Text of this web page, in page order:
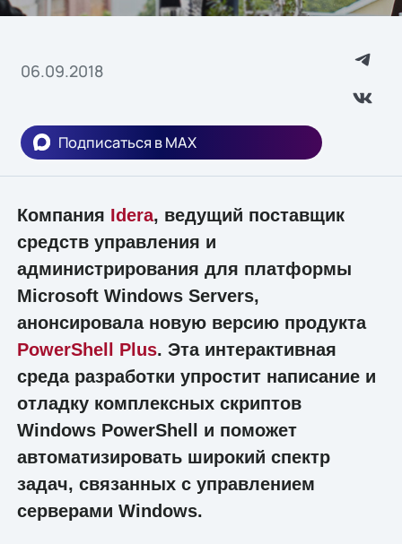
06.09.2018
Подписаться в MAX
Компания Idera, ведущий поставщик
средств управления и
администрирования для платформы
Microsoft Windows Servers,
анонсировала новую версию продукта
PowerShell Plus. Эта интерактивная
среда разработки упростит написание и
отладку комплексных скриптов
Windows PowerShell и поможет
автоматизировать широкий спектр
задач, связанных с управлением
серверами Windows.